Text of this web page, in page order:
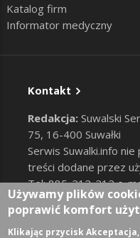
Katalog firm
Informator medyczny
Kontakt
Redakcja: Suwalski
75, 16-400 Suwałki
Serwis Suwalki.info
treści dodane przez
Tel: 885-212-212 e-
reklama@suwalki.info
RODO |Cookies
Zaloguj
Używamy plików
poprawić komfort
Klikając przycisk